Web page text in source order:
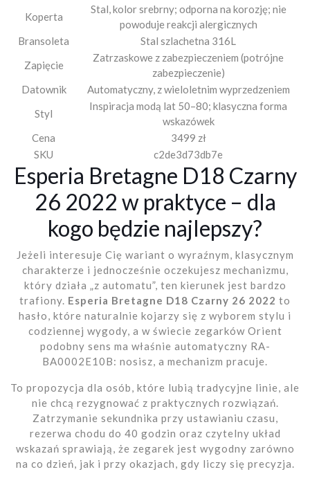
Koperta
Stal, kolor srebrny; odporna na korozję; nie
powoduje reakcji alergicznych
Bransoleta
Stal szlachetna 316L
Zapięcie
Zatrzaskowe z zabezpieczeniem (potrójne
zabezpieczenie)
Datownik
Automatyczny, z wieloletnim wyprzedzeniem
Styl
Inspiracja modą lat 50–80; klasyczna forma
wskazówek
Cena
3499 zł
SKU
c2de3d73db7e
Esperia Bretagne D18 Czarny
26 2022 w praktyce – dla
kogo będzie najlepszy?
Jeżeli interesuje Cię wariant o wyraźnym, klasycznym
charakterze i jednocześnie oczekujesz mechanizmu,
który działa „z automatu”, ten kierunek jest bardzo
trafiony. Esperia Bretagne D18 Czarny 26 2022 to
hasło, które naturalnie kojarzy się z wyborem stylu i
codziennej wygody, a w świecie zegarków Orient
podobny sens ma właśnie automatyczny RA-
BA0002E10B: nosisz, a mechanizm pracuje.
To propozycja dla osób, które lubią tradycyjne linie, ale
nie chcą rezygnować z praktycznych rozwiązań.
Zatrzymanie sekundnika przy ustawianiu czasu,
rezerwa chodu do 40 godzin oraz czytelny układ
wskazań sprawiają, że zegarek jest wygodny zarówno
na co dzień, jak i przy okazjach, gdy liczy się precyzja.